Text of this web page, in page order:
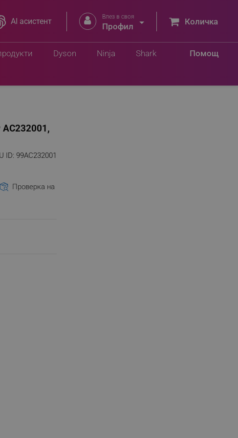
AI асистент  Влез в своя
Профил  Количка
Помощ
Dyson Ninja Shark
ID: 99AC232001
Проверка на